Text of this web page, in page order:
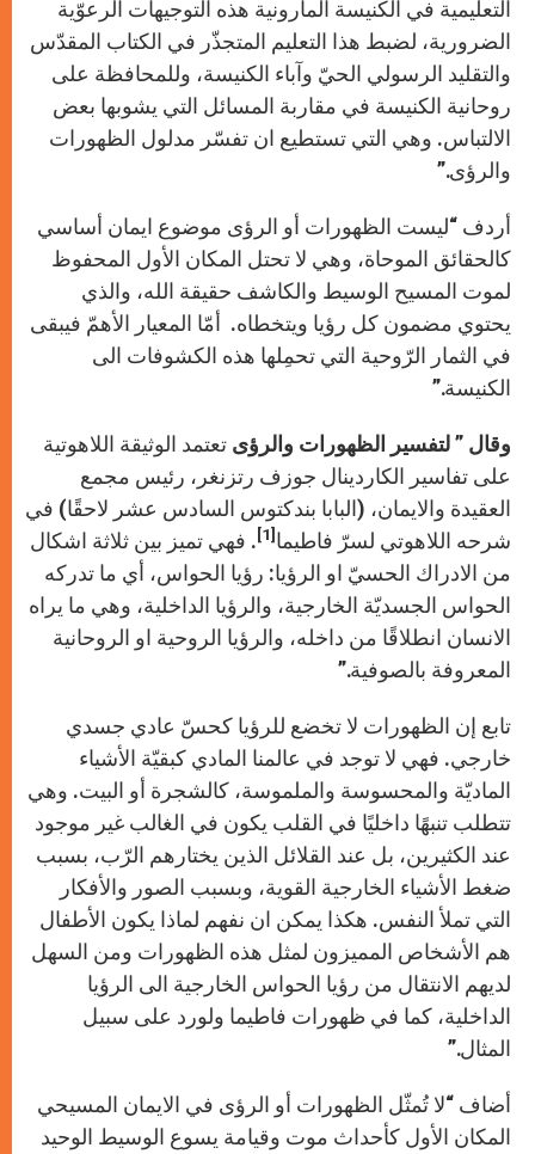
التعليمية في الكنيسة المارونية هذه التوجيهات الرعوّية
الضرورية، لضبط هذا التعليم المتجذّر في الكتاب المقدّس
والتقليد الرسولي الحيّ وآباء الكنيسة، وللمحافظة على
روحانية الكنيسة في مقاربة المسائل التي يشوبها بعض
الالتباس. وهي التي تستطيع ان تفسّر مدلول الظهورات
والرؤى.”
أردف “ليست الظهورات أو الرؤى موضوع ايمان أساسي
كالحقائق الموحاة، وهي لا تحتل المكان الأول المحفوظ
لموت المسيح الوسيط والكاشف حقيقة الله، والذي
يحتوي مضمون كل رؤيا ويتخطاه. أمّا المعيار الأهمّ فيبقى
في الثمار الرّوحية التي تحمِلها هذه الكشوفات الى
الكنيسة.”
وقال ” لتفسير الظهورات والرؤى تعتمد الوثيقة اللاهوتية
على تفاسير الكاردينال جوزف رتزنغر، رئيس مجمع
العقيدة والايمان، (البابا بندكتوس السادس عشر لاحقًا) في
شرحه اللاهوتي لسرّ فاطيما [
1] . فهي تميز بين ثلاثة اشكال
من الادراك الحسيّ او الرؤيا: رؤيا الحواس، أي ما تدركه
الحواس الجسديّة الخارجية، والرؤيا الداخلية، وهي ما يراه
الانسان انطلاقًا من داخله، والرؤيا الروحية او الروحانية
المعروفة بالصوفية.”
تابع إن الظهورات لا تخضع للرؤيا كحسّ عادي جسدي
خارجي. فهي لا توجد في عالمنا المادي كبقيّة الأشياء
الماديّة والمحسوسة والملموسة، كالشجرة أو البيت. وهي
تتطلب تنبهًا داخليًا في القلب يكون في الغالب غير موجود
عند الكثيرين، بل عند القلائل الذين يختارهم الرّب، بسبب
ضغط الأشياء الخارجية القوية، وبسبب الصور والأفكار
التي تملأ النفس. هكذا يمكن ان نفهم لماذا يكون الأطفال
هم الأشخاص المميزون لمثل هذه الظهورات ومن السهل
لديهم الانتقال من رؤيا الحواس الخارجية الى الرؤيا
الداخلية، كما في ظهورات فاطيما ولورد على سبيل
المثال.”
أضاف “لا تُمثّل الظهورات أو الرؤى في الايمان المسيحي
المكان الأول كأحداث موت وقيامة يسوع الوسيط الوحيد